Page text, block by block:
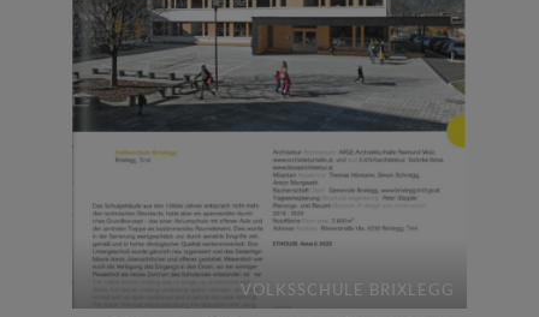
VOLKSSCHULE BRIXLEGG